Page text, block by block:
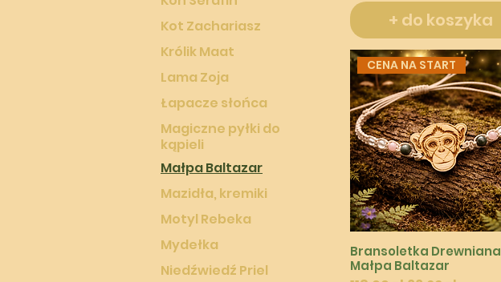
Kot Zachariasz
Królik Maat
Lama Zoja
Łapacze słońca
Magiczne pyłki do
kąpieli
Małpa Baltazar
Mazidła, kremiki
Motyl Rebeka
Mydełka
Niedźwiedź Priel
+ do koszyka
Podgląd
CENA NA START
Bransoletka Drewniana
Małpa Baltazar